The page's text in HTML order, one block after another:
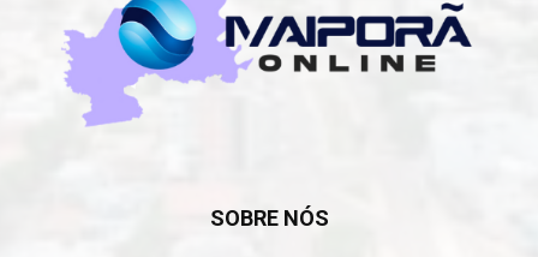
SOBRE NÓS